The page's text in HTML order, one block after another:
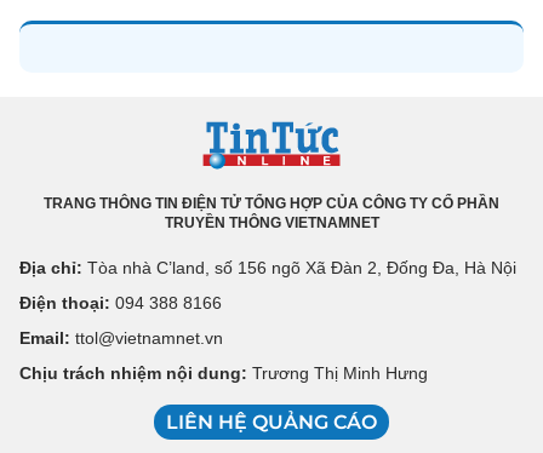
TRANG THÔNG TIN ĐIỆN TỬ TỔNG HỢP CỦA CÔNG TY CỔ PHẦN
TRUYỀN THÔNG VIETNAMNET
Địa chỉ: Tòa nhà C’land, số 156 ngõ Xã Đàn 2, Đống Đa, Hà Nội
Điện thoại: 094 388 8166
Email: ttol@vietnamnet.vn
Chịu trách nhiệm nội dung: Trương Thị Minh Hưng
LIÊN HỆ QUẢNG CÁO